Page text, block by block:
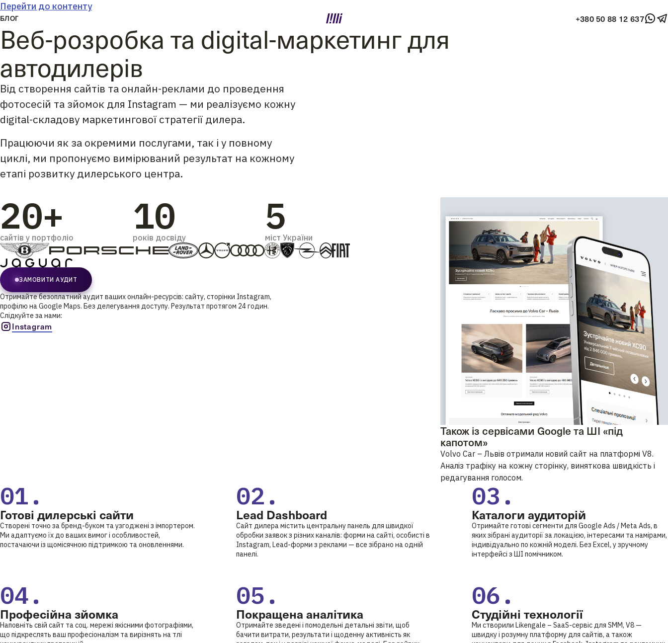
Перейти до контенту
БЛОГ +380 50 88 12 637
Веб-розробка та digital-маркетинг для
автодилерів
Від створення сайтів та онлайн-реклами до проведення
фотосесій та зйомок для Instagram — ми реалізуємо кожну
digital-складову маркетингової стратегії дилера.
Працюючи як за окремими послугами, так і у повному
циклі, ми пропонуємо вимірюваний результат на кожному
етапі розвитку дилерського центра.
20+
сайтів у портфоліо 10
років досвіду 5
міст України
ЗАМОВИТИ АУДИТ
Отримайте безоплатний аудит ваших онлайн-ресурсів: сайту, сторінки Instagram,
профілю на Google Maps. Без делегування доступу. Результат протягом 24 годин.
Слідкуйте за нами:
Instagram
Також із сервісами Google та ШІ «під
капотом»
Volvo Car – Львів отримали новий сайт на платформі V8.
Аналіз трафіку на кожну сторінку, виняткова швидкість і
редагування голосом.
01.
Готові дилерські сайти
Створені точно за бренд-буком та узгоджені з імпортером.
Ми адаптуємо їх до ваших вимог і особливостей,
постачаючи із щомісячною підтримкою та оновленнями.
02.
Lead Dashboard
Сайт дилера містить центральну панель для швидкої
обробки заявок з різних каналів: форми на сайті, особисті в
Instagram, Lead-форми з реклами — все зібрано на одній
панелі.
03.
Каталоги аудиторій
Отримайте готові сегменти для Google Ads / Meta Ads, в
яких зібрані аудиторії за локацією, інтересами та намірами,
індивідуально по кожній моделі. Без Excel, у зручному
інтерфейсі з ШІ помічником.
04.
Професійна зйомка
Наповніть свій сайт та соц. мережі якісними фотографіями,
що підкреслять ваш професіоналізм та вирізнять на тлі
05.
Покращена аналітика
Отримайте зведені і помодельні детальні звіти, щоб
бачити витрати, результати і щоденну активність як
06.
Студійні технології
Ми створили Likengale – SaaS-сервіс для SMM, V8 —
швидку і розумну платформу для сайтів, а також